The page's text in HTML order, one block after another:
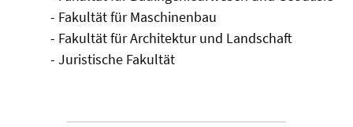
- Fakultät für Maschinenbau
- Fakultät für Architektur und Landschaft
- Juristische Fakultät